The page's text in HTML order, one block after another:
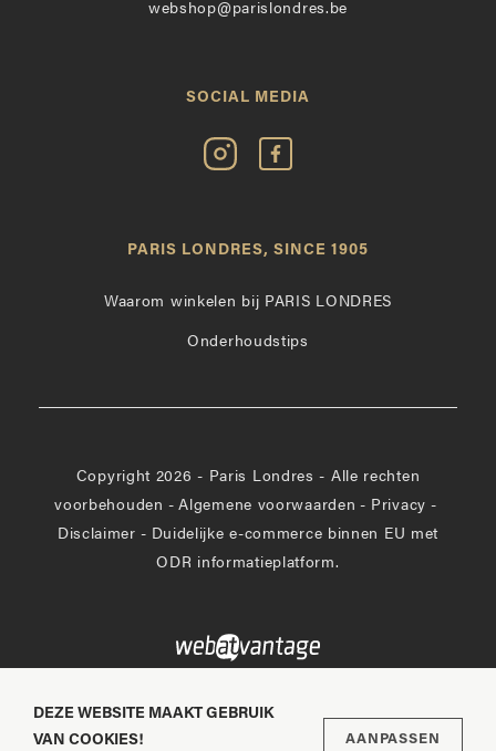
webshop@parislondres.be
SOCIAL MEDIA
Volg
Paris
Instagram
Vind
op
PARIS LONDRES, SINCE 1905
Waarom winkelen bij PARIS LONDRES
Onderhoudstips
Copyright 2026 - Paris Londres - Alle rechten
voorbehouden - Algemene voorwaarden - Privacy -
Disclaimer - Duidelijke e-commerce binnen EU met
ODR informatieplatform.
DEZE WEBSITE MAAKT GEBRUIK
VAN COOKIES!
AANPASSEN